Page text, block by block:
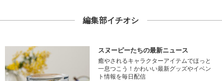
編集部イチオシ
スヌーピーたちの最新ニュース
癒やされるキャラクターアイテムでほっと
一息つこう！かわいい最新グッズやイベン
ト情報を毎日配信